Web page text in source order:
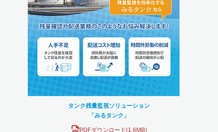
タンク残量監視ソリューション
「みるタンク」
PDFダウンロード(1.6MB)